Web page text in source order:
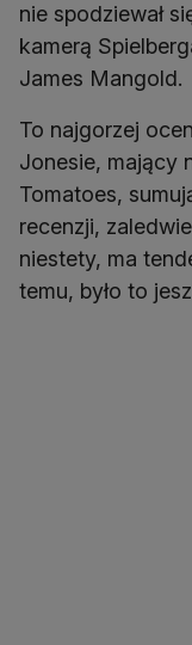
nie spodziewał
kamerą
James Mangold.
To najgorzej
Jonesie, mający
Tomatoes,
recenzji,
niestety, ma
temu, było to